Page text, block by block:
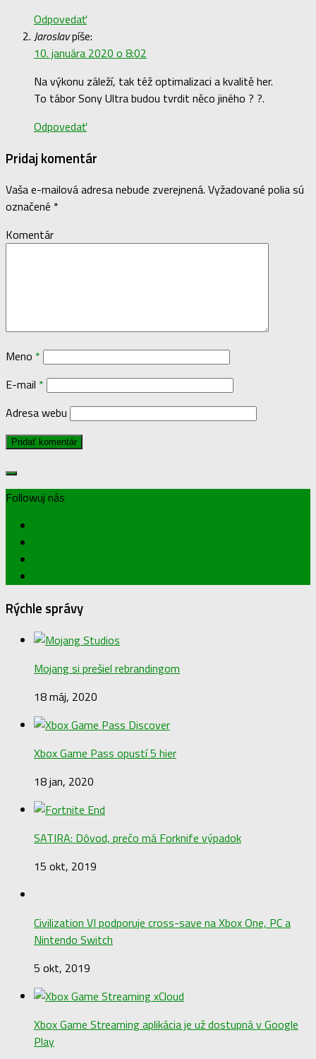
Odpovedať
Jaroslavpíše:
10. januára 2020 o 8:02
Na výkonu záleží, tak též optimalizaci a kvalitě her.
To tábor Sony Ultra budou tvrdit něco jiného ? ?.
Odpovedať
Pridaj komentár
Vaša e-mailová adresa nebude zverejnená. Vyžadované polia sú
označené *
Komentár
Meno *
E-mail *
Adresa webu
Followuj nás
Rýchle správy
Mojang si prešiel rebrandingom
18 máj, 2020
Xbox Game Pass opustí 5 hier
18 jan, 2020
SATIRA: Dôvod, prečo má Forknife výpadok
15 okt, 2019
Civilization VI podporuje cross-save na Xbox One, PC a
Nintendo Switch
5 okt, 2019
Xbox Game Streaming aplikácia je už dostupná v Google
Play